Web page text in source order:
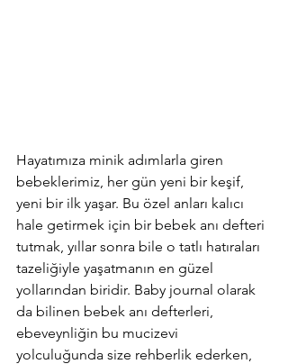
Hayatımıza minik adımlarla giren
bebeklerimiz, her gün yeni bir keşif,
yeni bir ilk yaşar. Bu özel anları kalıcı
hale getirmek için bir bebek anı defteri
tutmak, yıllar sonra bile o tatlı hatıraları
tazeliğiyle yaşatmanın en güzel
yollarından biridir. Baby journal olarak
da bilinen bebek anı defterleri,
ebeveynliğin bu mucizevi
yolculuğunda size rehberlik ederken,